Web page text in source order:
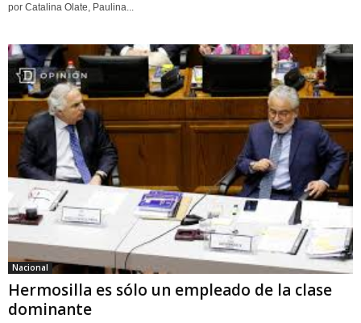
por Catalina Olate, Paulina...
Nacional
Hermosilla es sólo un empleado de la clase
dominante